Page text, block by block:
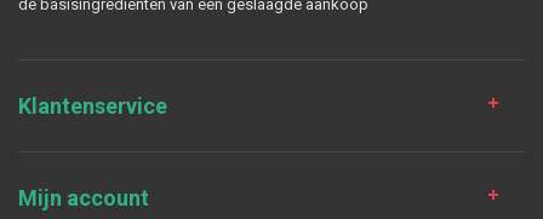
de basisingrediënten van een geslaagde aankoop
Klantenservice
Mijn account